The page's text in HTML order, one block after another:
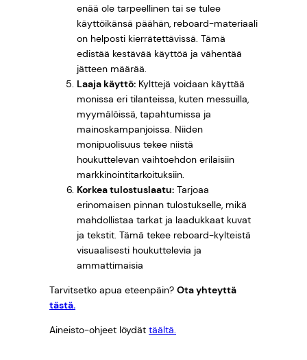
enää ole tarpeellinen tai se tulee
käyttöikänsä päähän, reboard-materiaali
on helposti kierrätettävissä. Tämä
edistää kestävää käyttöä ja vähentää
jätteen määrää.
Laaja käyttö: Kylttejä voidaan käyttää
monissa eri tilanteissa, kuten messuilla,
myymälöissä, tapahtumissa ja
mainoskampanjoissa. Niiden
monipuolisuus tekee niistä
houkuttelevan vaihtoehdon erilaisiin
markkinointitarkoituksiin.
Korkea tulostuslaatu: Tarjoaa
erinomaisen pinnan tulostukselle, mikä
mahdollistaa tarkat ja laadukkaat kuvat
ja tekstit. Tämä tekee reboard-kylteistä
visuaalisesti houkuttelevia ja
ammattimaisia
Tarvitsetko apua eteenpäin? Ota yhteyttä
tästä.
Aineisto-ohjeet löydät täältä.